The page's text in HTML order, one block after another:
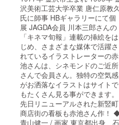
沢美術工芸大学卒業 唐仁原教久
氏に師事 HBギャラリーにて個
展 JAGDA会員 川本三郎さんの
「キネマ旬報」連載の挿絵をは
じめ、さまざまな媒体で活躍さ
れているイラストレーターの赤
池さんは、シネモンドのご近所
さんで会員さん。独特の空気感
がお洒落なイラストはサイトで
もたくさん見る事ができます。
先日リニューアルされた新竪町
商店街の看板も赤池さん作！
青山健一 / 画家 東京都出身 石